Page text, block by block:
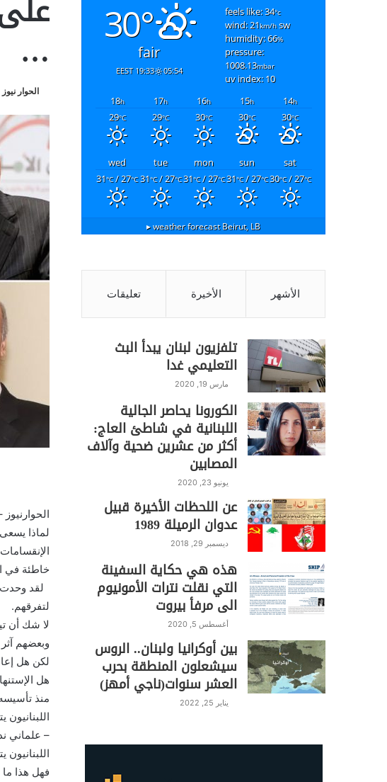
…
الحوار نيوز
لماذا
خاطئة في
لقد وحدت
لتفرقهم.
لا شك أن
وبعضهم
لكن هل
هل
منذ
– علماني
فهل هذا
30°
fair
05:54
19:33 EEST
feels like: 34°c
wind: 21km/hsw
humidity: 66%
pressure:
1008.13mbar
uv index: 10
14h
15h
16h
17h
18h
30°C
30°C
30°C
29°C
29°C
sat
sun
mon
tue
wed
30°C/ 27°C
31°C/ 27°C
31°C/ 27°C
31°C/ 27°C
31°C/ 27°C
Beirut, LB
weather forecast ▸
الأشهر الأخيرة تعليقات
تلفزيون لبنان يبدأ البث
التعليمي غدا
مارس 19, 2020
الكورونا يحاصر الجالية
اللبنانية في شاطئ العاج:
أكثر من عشرين ضحية وآلاف
المصابين
يونيو 23, 2020
عن اللحظات الأخيرة قبيل
عدوان الرميلة 1989
ديسمبر 29, 2018
هذه هي حكاية السفينة
التي نقلت نترات الأمونيوم
الى مرفأ بيروت
أغسطس 5, 2020
بين أوكرانيا ولبنان.. الروس
سيشعلون المنطقة بحرب
العشر سنوات(ناجي أمهز)
يناير 25, 2022